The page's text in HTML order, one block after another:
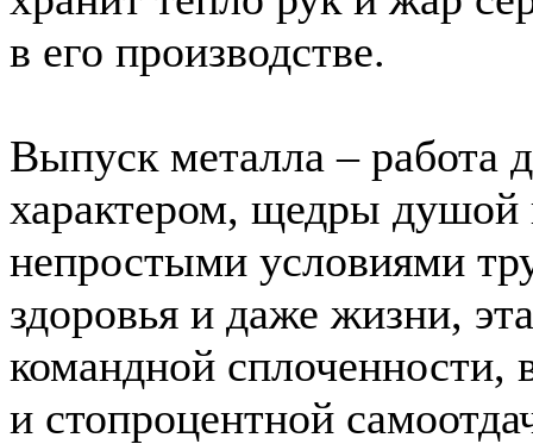
в его производстве.
Выпуск металла – работа
характером, щедры душой
непростыми условиями
здоровья и даже жизни,
командной сплоченности,
и стопроцентной